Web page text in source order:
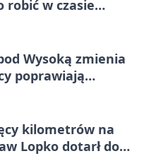
robić w czasie
Wysoką zmienia
poprawiają
kilometrów na
Lopko dotarł do